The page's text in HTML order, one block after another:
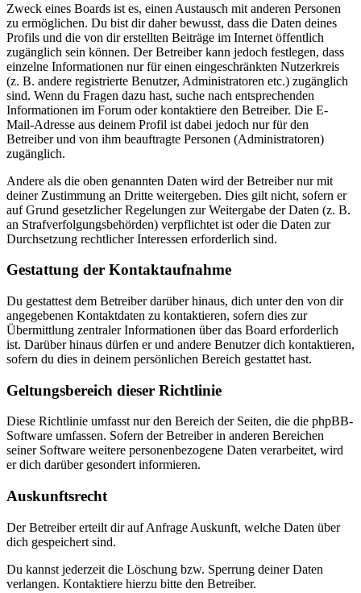
Zweck eines Boards ist es, einen Austausch mit anderen Personen
zu ermöglichen. Du bist dir daher bewusst, dass die Daten deines
Profils und die von dir erstellten Beiträge im Internet öffentlich
zugänglich sein können. Der Betreiber kann jedoch festlegen, dass
einzelne Informationen nur für einen eingeschränkten Nutzerkreis
(z. B. andere registrierte Benutzer, Administratoren etc.) zugänglich
sind. Wenn du Fragen dazu hast, suche nach entsprechenden
Informationen im Forum oder kontaktiere den Betreiber. Die E-
Mail-Adresse aus deinem Profil ist dabei jedoch nur für den
Betreiber und von ihm beauftragte Personen (Administratoren)
zugänglich.
Andere als die oben genannten Daten wird der Betreiber nur mit
deiner Zustimmung an Dritte weitergeben. Dies gilt nicht, sofern er
auf Grund gesetzlicher Regelungen zur Weitergabe der Daten (z. B.
an Strafverfolgungsbehörden) verpflichtet ist oder die Daten zur
Durchsetzung rechtlicher Interessen erforderlich sind.
Gestattung der Kontaktaufnahme
Du gestattest dem Betreiber darüber hinaus, dich unter den von dir
angegebenen Kontaktdaten zu kontaktieren, sofern dies zur
Übermittlung zentraler Informationen über das Board erforderlich
ist. Darüber hinaus dürfen er und andere Benutzer dich kontaktieren,
sofern du dies in deinem persönlichen Bereich gestattet hast.
Geltungsbereich dieser Richtlinie
Diese Richtlinie umfasst nur den Bereich der Seiten, die die phpBB-
Software umfassen. Sofern der Betreiber in anderen Bereichen
seiner Software weitere personenbezogene Daten verarbeitet, wird
er dich darüber gesondert informieren.
Auskunftsrecht
Der Betreiber erteilt dir auf Anfrage Auskunft, welche Daten über
dich gespeichert sind.
Du kannst jederzeit die Löschung bzw. Sperrung deiner Daten
verlangen. Kontaktiere hierzu bitte den Betreiber.